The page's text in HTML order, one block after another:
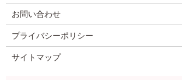
お問い合わせ
プライバシーポリシー
サイトマップ